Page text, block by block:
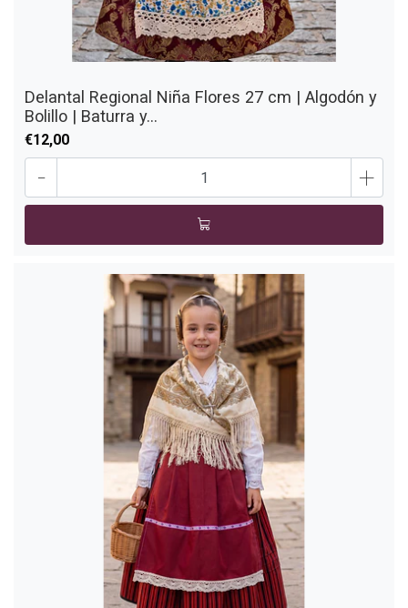
Delantal Regional Niña Flores 27 cm | Algodón y
Bolillo | Baturra y...
€12,00
- +